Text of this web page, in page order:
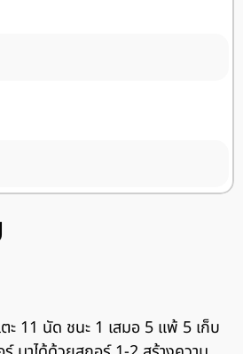
ะ 11 นัด ชนะ 1 เสมอ 5 แพ้ 5 เก็บ